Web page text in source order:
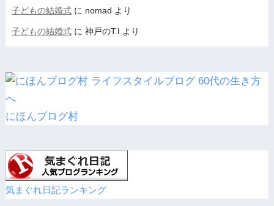
子どもの結婚式に nomad より
子どもの結婚式に 神戸のT.I より
にほんブログ村
気まぐれ日記ランキング